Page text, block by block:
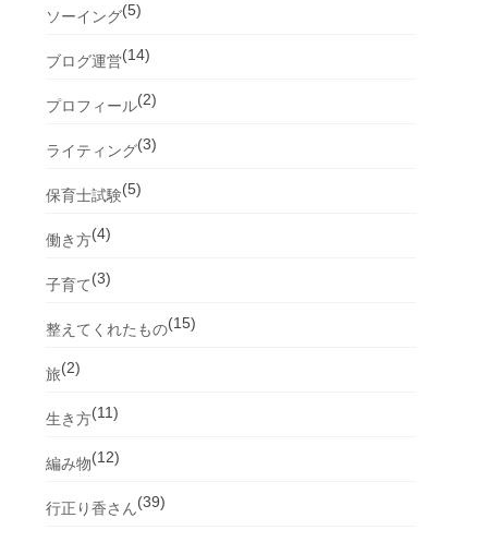
ソーイング(5)
ブログ運営(14)
プロフィール(2)
ライティング(3)
保育士試験(5)
働き方(4)
子育て(3)
整えてくれたもの(15)
旅(2)
生き方(11)
編み物(12)
行正り香さん(39)